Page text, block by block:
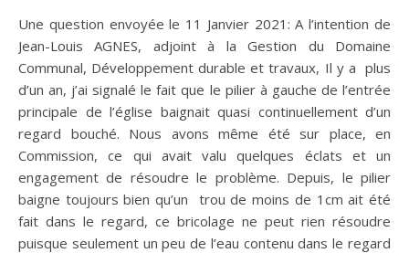
Une question envoyée le 11 Janvier 2021: A l’intention de
Jean-Louis AGNES, adjoint à la Gestion du Domaine
Communal, Développement durable et travaux, Il y a plus
d’un an, j’ai signalé le fait que le pilier à gauche de l’entrée
principale de l’église baignait quasi continuellement d’un
regard bouché. Nous avons même été sur place, en
Commission, ce qui avait valu quelques éclats et un
engagement de résoudre le problème. Depuis, le pilier
baigne toujours bien qu’un trou de moins de 1cm ait été
fait dans le regard, ce bricolage ne peut rien résoudre
puisque seulement un peu de l’eau contenu dans le regard